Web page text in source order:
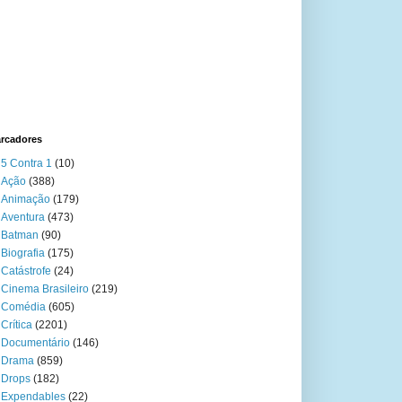
5 Contra 1 (10)
Ação (388)
Animação (179)
Aventura (473)
Batman (90)
Biografia (175)
Catástrofe (24)
Cinema Brasileiro (219)
Comédia (605)
Crítica (2201)
Documentário (146)
Drama (859)
Drops (182)
Expendables (22)